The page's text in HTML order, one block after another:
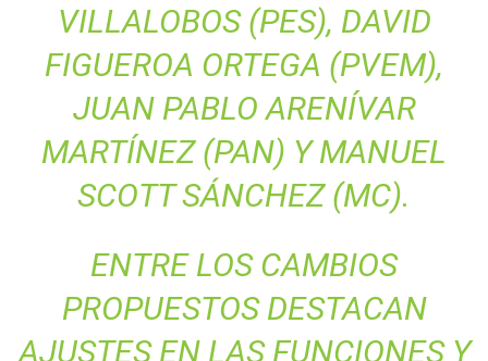
VILLALOBOS (PES), DAVID
FIGUEROA ORTEGA (PVEM),
JUAN PABLO ARENÍVAR
MARTÍNEZ (PAN) Y MANUEL
SCOTT SÁNCHEZ (MC).
ENTRE LOS CAMBIOS
PROPUESTOS DESTACAN
AJUSTES EN LAS FUNCIONES Y